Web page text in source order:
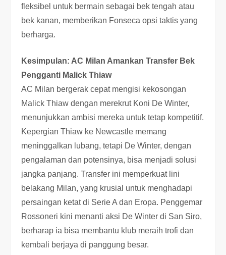
fleksibel untuk bermain sebagai bek tengah atau
bek kanan, memberikan Fonseca opsi taktis yang
berharga.
Kesimpulan: AC Milan Amankan Transfer Bek
Pengganti Malick Thiaw
AC Milan bergerak cepat mengisi kekosongan
Malick Thiaw dengan merekrut Koni De Winter,
menunjukkan ambisi mereka untuk tetap kompetitif.
Kepergian Thiaw ke Newcastle memang
meninggalkan lubang, tetapi De Winter, dengan
pengalaman dan potensinya, bisa menjadi solusi
jangka panjang. Transfer ini memperkuat lini
belakang Milan, yang krusial untuk menghadapi
persaingan ketat di Serie A dan Eropa. Penggemar
Rossoneri kini menanti aksi De Winter di San Siro,
berharap ia bisa membantu klub meraih trofi dan
kembali berjaya di panggung besar.